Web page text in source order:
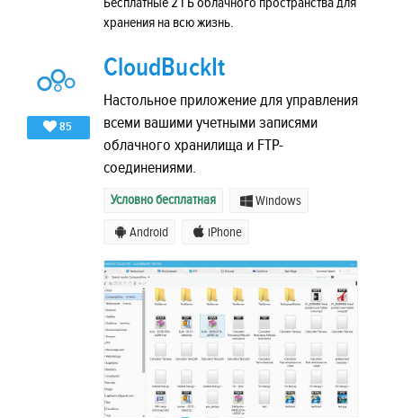
хранения на всю жизнь.
85
CloudBuckIt
Настольное приложение для управления
всеми вашими учетными записями
облачного хранилища и FTP-
соединениями.
Условно бесплатная Windows
Android iPhone